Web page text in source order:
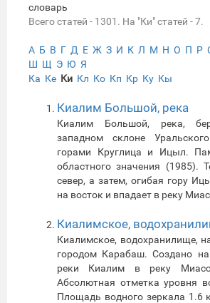
словарь
Всего статей - 1301. На "Ки" статей - 7.
А Б В Г Д Е Ж З И К Л М Н О П Р
Ш Щ Э Ю Я
Ка Ке Ки Кл Ко Кп Кр Ку Кы
Киалим Большой, река
Киалим Большой, река,
западном склоне
горами Круглица и Ицыл.
областного значения (1985).
север, а затем, огибая гору
на восток и впадает в реку
Киалимское,
Киалимское, водохранилище,
городом Карабаш. Создано
реки Киалим в реку
Абсолютная отметка уровня
Площадь водного зеркала